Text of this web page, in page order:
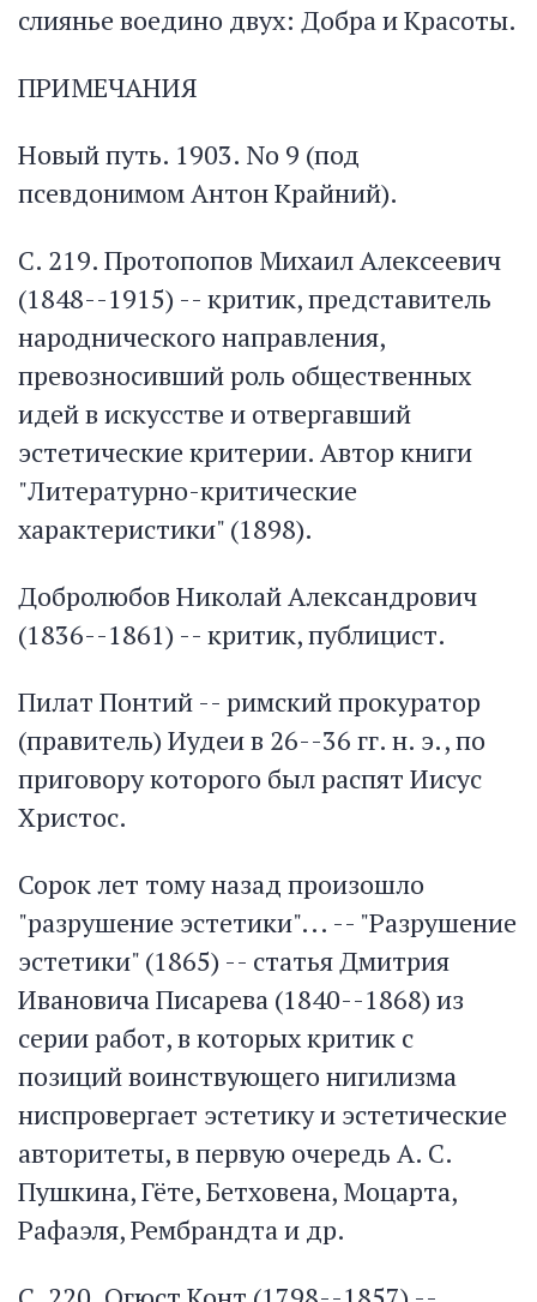
слиянье воедино двух: Добра и Красоты.
ПРИМЕЧАНИЯ
Новый путь. 1903. No 9 (под
псевдонимом Антон Крайний).
С. 219. Протопопов Михаил Алексеевич
(1848--1915) -- критик, представитель
народнического направления,
превозносивший роль общественных
идей в искусстве и отвергавший
эстетические критерии. Автор книги
"Литературно-критические
характеристики" (1898).
Добролюбов Николай Александрович
(1836--1861) -- критик, публицист.
Пилат Понтий -- римский прокуратор
(правитель) Иудеи в 26--36 гг. н. э., по
приговору которого был распят Иисус
Христос.
Сорок лет тому назад произошло
"разрушение эстетики"... -- "Разрушение
эстетики" (1865) -- статья Дмитрия
Ивановича Писарева (1840--1868) из
серии работ, в которых критик с
позиций воинствующего нигилизма
ниспровергает эстетику и эстетические
авторитеты, в первую очередь А. С.
Пушкина, Гёте, Бетховена, Моцарта,
Рафаэля, Рембрандта и др.